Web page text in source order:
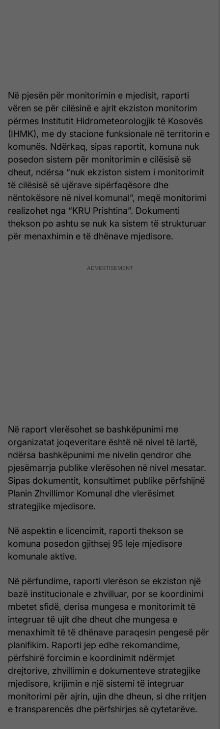
Në pjesën për monitorimin e mjedisit, raporti
vëren se për cilësinë e ajrit ekziston monitorim
përmes Institutit Hidrometeorologjik të Kosovës
(IHMK), me dy stacione funksionale në territorin e
komunës. Ndërkaq, sipas raportit, komuna nuk
posedon sistem për monitorimin e cilësisë së
dheut, ndërsa “nuk ekziston sistem i monitorimit
të cilësisë së ujërave sipërfaqësore dhe
nëntokësore në nivel komunal”, meqë monitorimi
realizohet nga “KRU Prishtina”. Dokumenti
thekson po ashtu se nuk ka sistem të strukturuar
për menaxhimin e të dhënave mjedisore.
Në raport vlerësohet se bashkëpunimi me
organizatat joqeveritare është në nivel të lartë,
ndërsa bashkëpunimi me nivelin qendror dhe
pjesëmarrja publike vlerësohen në nivel mesatar.
Sipas dokumentit, konsultimet publike përfshijnë
Planin Zhvillimor Komunal dhe vlerësimet
strategjike mjedisore.
Në aspektin e licencimit, raporti thekson se
komuna posedon gjithsej 95 leje mjedisore
komunale aktive.
Në përfundime, raporti vlerëson se ekziston një
bazë institucionale e zhvilluar, por se koordinimi
mbetet sfidë, derisa mungesa e monitorimit të
integruar të ujit dhe dheut dhe mungesa e
menaxhimit të të dhënave paraqesin pengesë për
planifikim. Raporti jep edhe rekomandime,
përfshirë forcimin e koordinimit ndërmjet
drejtorive, zhvillimin e dokumenteve strategjike
mjedisore, krijimin e një sistemi të integruar
monitorimi për ajrin, ujin dhe dheun, si dhe rritjen
e transparencës dhe përfshirjes së qytetarëve.